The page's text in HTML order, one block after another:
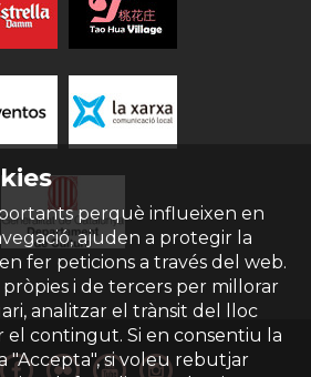
perquè influeixen en
ajuden a protegir la
fer peticions a través del web.
pròpies i de tercers per millorar
analitzar el trànsit del lloc
el contingut. Si en consentiu la
"Accepta", si voleu rebutjar